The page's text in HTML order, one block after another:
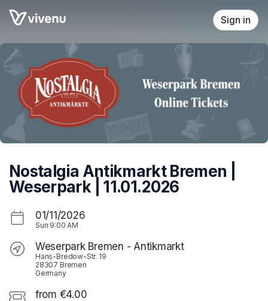
Skip header
Sign in
Nostalgia Antikmarkt Bremen |
Weserpark | 11.01.2026
01/11/2026
Sun 9:00 AM
Weserpark Bremen - Antikmarkt
Hans-Bredow-Str. 19
28307 Bremen
Germany
from €4.00